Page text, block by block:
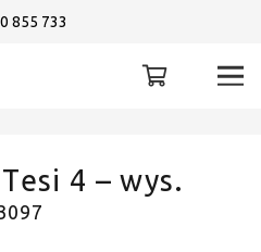
855 733
4 – wys.